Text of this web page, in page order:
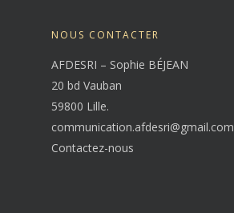
NOUS CONTACTER
AFDESRI – Sophie BÉJEAN
20 bd Vauban
59800 Lille.
communication.afdesri@gmail.com
Contactez-nous